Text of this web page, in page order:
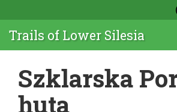
Trails of Lower Silesia
Szklarska
huta